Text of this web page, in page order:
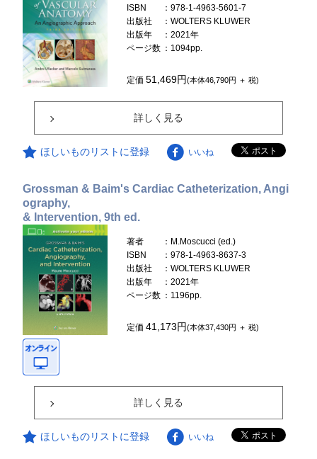
ISBN
：978-1-4963-5601-7
出版社
：WOLTERS KLUWER
出版年
：2021年
ページ数 ：1094pp.
定価51,469円(本体46,790円 ＋ 税)
詳しく見る
ほしいものリストに登録 いいね
Grossman & Baim's Cardiac Catheterization, Angi
ography,
& Intervention, 9th ed.
著者
：M.Moscucci (ed.)
ISBN
：978-1-4963-8637-3
出版社
：WOLTERS KLUWER
出版年
：2021年
ページ数 ：1196pp.
定価41,173円(本体37,430円 ＋ 税)
詳しく見る
ほしいものリストに登録 いいね